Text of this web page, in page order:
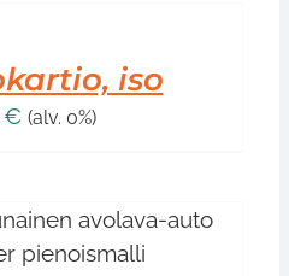
iso
€ (alv. 0%)